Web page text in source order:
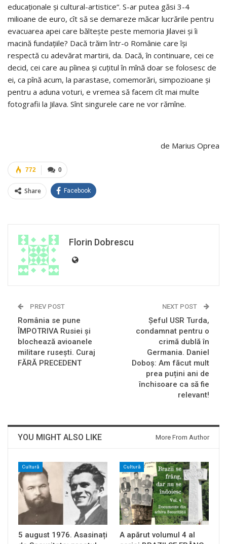
educaționale și cultural-artistice“. S-ar putea găsi 3-4
milioane de euro, cît să se demareze măcar lucrările pentru
evacuarea apei care băltește peste memoria Jilavei și îi
macină fundațiile? Dacă trăim într-o Românie care își
respectă cu adevărat martirii, da. Dacă, în continuare, cei ce
decid, cei care au pîinea și cuțitul în mînă doar se folosesc de
ei, ca pînă acum, la parastase, comemorări, simpozioane și
pentru a aduna voturi, e vremea să facem cît mai multe
fotografii la Jilava. Sînt singurele care ne vor rămîne.
de Marius Oprea
0
772
Share Facebook
Florin Dobrescu
PREV POST
România se pune
ÎMPOTRIVA Rusiei şi
blochează avioanele
militare ruseşti. Curaj
FĂRĂ PRECEDENT
NEXT POST
Șeful USR Turda,
condamnat pentru o
crimă dublă în
Germania. Daniel
Doboș: Am făcut mult
prea puțini ani de
închisoare ca să fie
relevant!
YOU MIGHT ALSO LIKE More From Author
Cultură
5 august 1976. Asasinați
Cultură
A apărut volumul 4 al